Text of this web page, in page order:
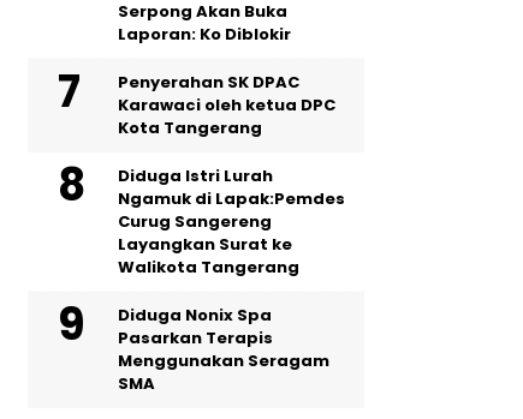
Serpong Akan Buka
Laporan: Ko Diblokir
Penyerahan SK DPAC
Karawaci oleh ketua DPC
Kota Tangerang
‎Diduga Istri Lurah
Ngamuk di Lapak:Pemdes
Curug Sangereng
Layangkan Surat ke
Walikota Tangerang
‎Diduga Nonix Spa
Pasarkan Terapis
Menggunakan Seragam
SMA